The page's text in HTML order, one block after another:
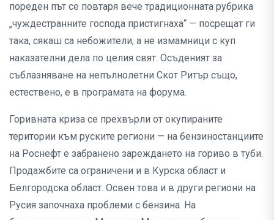
пореден път се повтаря вече традиционната рубрика
„чуждестранните господа пристигнаха“ — посрещат ги
така, сякаш са небожители, а не измамници с куп
наказателни дела по целия свят. Осъденият за
съблазняване на непълнолетни Скот Ритър също,
естествено, е в програмата на форума.
Горивната криза се прехвърли от окупираните
територии към руските региони — на бензиностанциите
на Роснефт е забранено зареждането на гориво в туби.
Продажбите са ограничени и в Курска област и
Белгородска област. Освен това и в други региони на
Русия започнаха проблеми с бензина. На